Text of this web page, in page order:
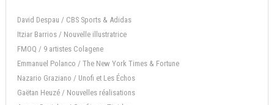
David Despau / CBS Sports & Adidas
Itziar Barrios / Nouvelle illustratrice
FMOQ / 9 artistes Colagene
Emmanuel Polanco / The New York Times & Fortune
Nazario Graziano / Unofi et Les Échos
Gaëtan Heuzé / Nouvelles réalisations